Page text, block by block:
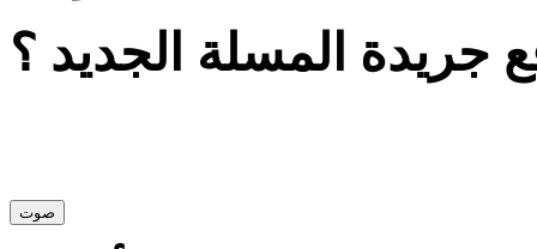
جريدة المسلة الجديد ؟